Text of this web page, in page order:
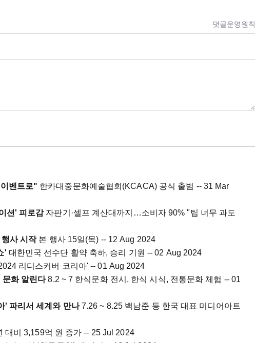
댓글운영원칙
벤트로" 한카대중문화예술협회(KCACA) 공식 출범 -- 31 Mar
션' 피로감자판기·셀프 계산대까지…소비자 90% "팁 너무 과도
사 시작본 행사 15일(목) -- 12 Aug 2024
' 대한민국 선수단 활약 축하, 승리 기원 -- 02 Aug 2024
리디스커버 코리아' -- 01 Aug 2024
화 알린다8.2 ~ 7 한식문화 전시, 한식 시식, 전통문화 체험 -- 01
' 파리서 세계와 만나7.26 ~ 8.25 백남준 등 한국 대표 미디어아트
대비 3,159억 원 증가 -- 25 Jul 2024